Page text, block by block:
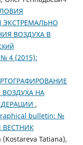
ВОЗДУХА В
4 (2015):
НА
,
bulletin: №
ВЕСТНИК
(Kostareva Tatiana),